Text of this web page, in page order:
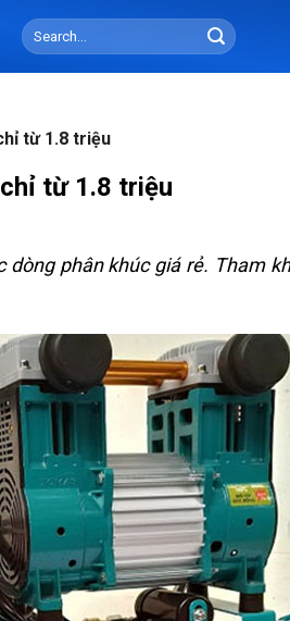
Search
for:
từ 1.8 triệu
từ 1.8 triệu
phân khúc giá rẻ. Tham